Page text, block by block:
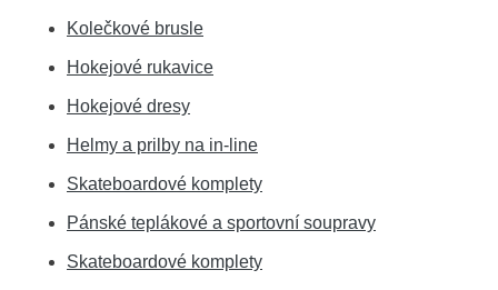
Kolečkové brusle
Hokejové rukavice
Hokejové dresy
Helmy a prilby na in-line
Skateboardové komplety
Pánské teplákové a sportovní soupravy
Skateboardové komplety